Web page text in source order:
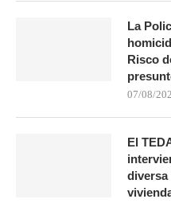
La
Risco
07/08/
El
diversa